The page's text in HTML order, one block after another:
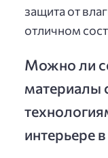
защита от
отличном
Можно ли
материалы
интерьере